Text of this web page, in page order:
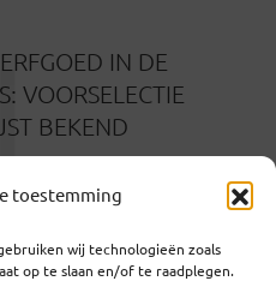
toestemming
wij technologieën zoals
op te slaan en/of te raadplegen.
IN DE
VOORSELECTIE
BEKEND